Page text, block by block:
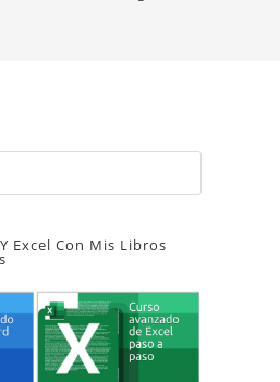
Escape
Excel Con Mis Libros